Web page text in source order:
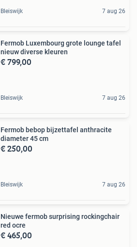
Bleiswijk 7 aug 26
Fermob Luxembourg grote lounge tafel
nieuw diverse kleuren
€ 799,00
Bleiswijk 7 aug 26
Fermob bebop bijzettafel anthracite
diameter 45 cm
€ 250,00
Bleiswijk 7 aug 26
Nieuwe fermob surprising rockingchair
red ocre
€ 465,00